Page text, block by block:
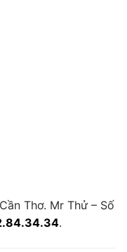
Thơ. Mr Thử – Số
.